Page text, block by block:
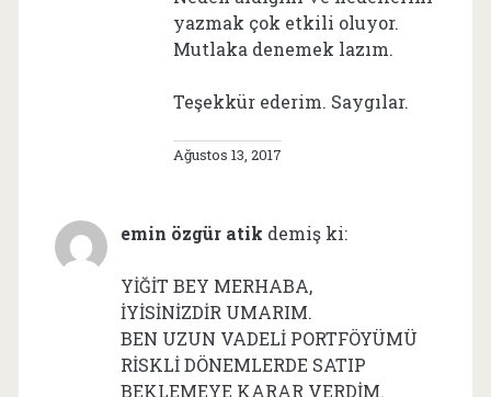
yazmak çok etkili oluyor.
Mutlaka denemek lazım.
Teşekkür ederim. Saygılar.
Ağustos 13, 2017
emin özgür atik demiş ki:
YİĞİT BEY MERHABA,
İYİSİNİZDİR UMARIM.
BEN UZUN VADELİ PORTFÖYÜMÜ
RİSKLİ DÖNEMLERDE SATIP
BEKLEMEYE KARAR VERDİM.